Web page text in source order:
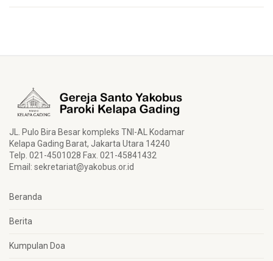
JL. Pulo Bira Besar kompleks TNI-AL Kodamar
Kelapa Gading Barat, Jakarta Utara 14240
Telp. 021-4501028 Fax. 021-45841432
Email: sekretariat@yakobus.or.id
Beranda
Berita
Kumpulan Doa